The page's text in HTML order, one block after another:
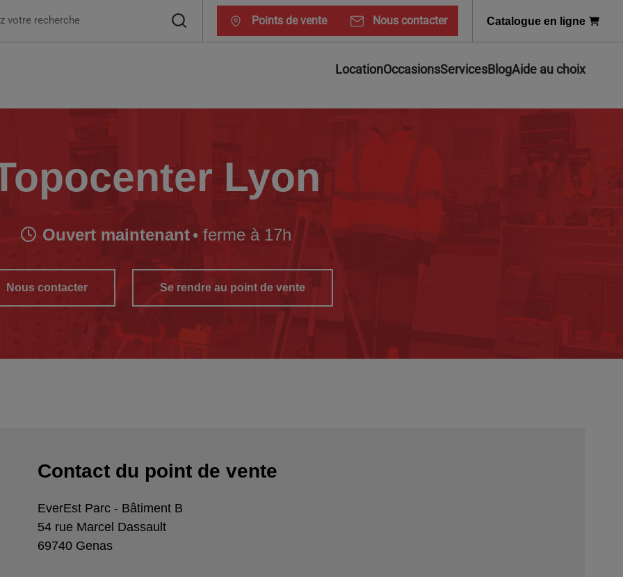
Points de vente Nous contacter Catalogue en ligne
LocationOccasionsServicesBlogAide au choix
Lyon
Ouvert maintenant• ferme à 17h
Nous contacter Se rendre au point de vente
Contact du point de vente
EverEst Parc - Bâtiment B
54 rue Marcel Dassault
69740 Genas